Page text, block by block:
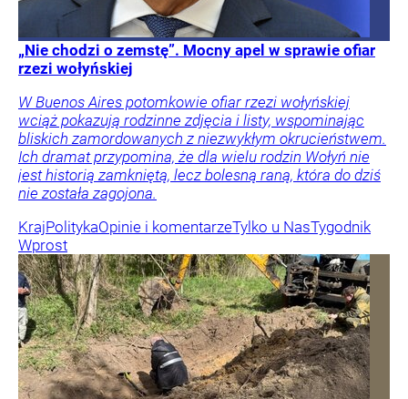
„Nie chodzi o zemstę”. Mocny apel w sprawie ofiar
rzezi wołyńskiej
W Buenos Aires potomkowie ofiar rzezi wołyńskiej
wciąż pokazują rodzinne zdjęcia i listy, wspominając
bliskich zamordowanych z niezwykłym okrucieństwem.
Ich dramat przypomina, że dla wielu rodzin Wołyń nie
jest historią zamkniętą, lecz bolesną raną, która do dziś
nie została zagojona.
KrajPolitykaOpinie i komentarzeTylko u NasTygodnik
Wprost